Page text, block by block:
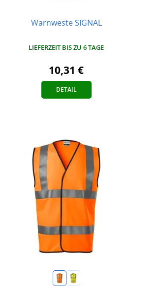
Warnweste SIGNAL
LIEFERZEIT BIS ZU 6 TAGE
10,31 €
DETAIL